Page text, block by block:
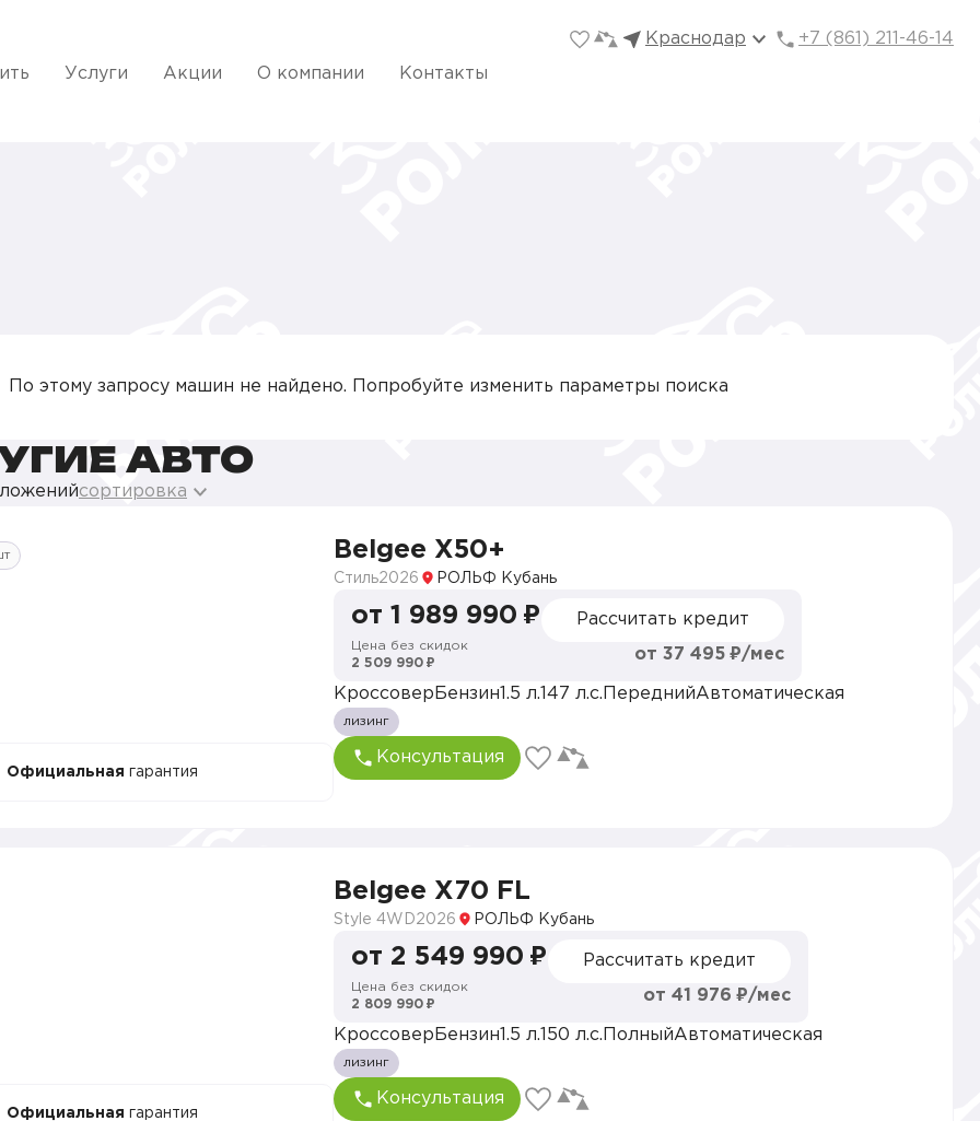
Краснодар +7 (861) 211-46-14
Услуги Акции О компании Контакты
По этому запросу машин не найдено. Попробуйте изменить параметры поиска
АВТО
сортировка
Официальная гарантия
Belgee X50+
Стиль2026 РОЛЬФ Кубань
от 1 989 990 ₽
Цена без скидок
2 509 990 ₽
Рассчитать кредит
от 37 495 ₽/мес
Кроссовер Бензин 1.5 л. 147 л.с. ПереднийАвтоматическая
лизинг
Консультация
Официальная гарантия
Belgee X70 FL
Style 4WD2026 РОЛЬФ Кубань
от 2 549 990 ₽
Цена без скидок
2 809 990 ₽
Рассчитать кредит
от 41 976 ₽/мес
Кроссовер Бензин 1.5 л. 150 л.с. ПолныйАвтоматическая
лизинг
Консультация